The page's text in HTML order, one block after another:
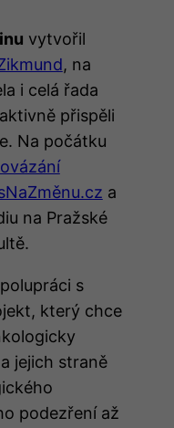
vytvořil
, na
i celá řada
přispěli
Na počátku
a
na Pražské
s
který chce
jejich straně
podezření až